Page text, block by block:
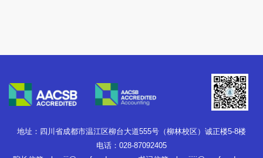
地址：四川省成都市温江区柳台大道555号（柳林校区）诚正楼5-8楼
电话：028-87092405